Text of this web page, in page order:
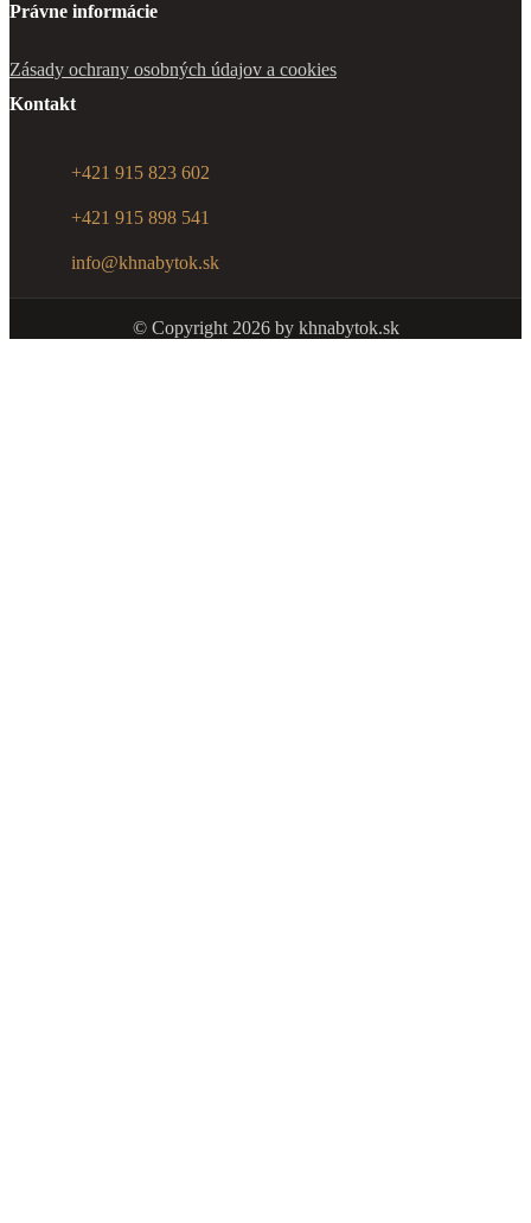
Právne informácie
Zásady ochrany osobných údajov a cookies
Kontakt
+421 915 823 602
+421 915 898 541
info@khnabytok.sk
© Copyright 2026by khnabytok.sk